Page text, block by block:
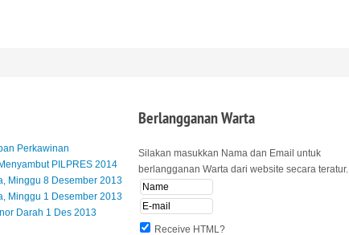
Perkawinan
PILPRES 2014
Minggu 8 Desember 2013
Minggu 1 Desember 2013
Darah 1 Des 2013
BerlanggananWarta
Silakan masukkan Nama dan Email untuk
berlangganan Warta dari website secara teratur.
Receive HTML?